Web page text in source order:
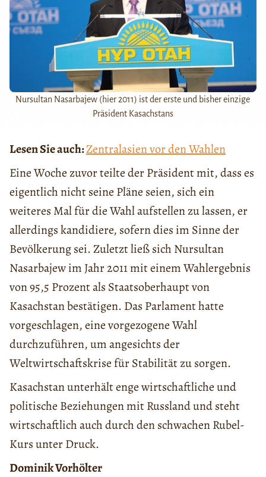
Nursultan Nasarbajew (hier 2011) ist der erste und bisher einzige
Präsident Kasachstans
Lesen Sie auch:Zentralasien vor den Wahlen
Eine Woche zuvor teilte der Präsident mit, dass es
eigentlich nicht seine Pläne seien, sich ein
weiteres Mal für die Wahl aufstellen zu lassen, er
allerdings kandidiere, sofern dies im Sinne der
Bevölkerung sei. Zuletzt ließ sich Nursultan
Nasarbajew im Jahr 2011 mit einem Wahlergebnis
von 95,5 Prozent als Staatsoberhaupt von
Kasachstan bestätigen. Das Parlament hatte
vorgeschlagen, eine vorgezogene Wahl
durchzuführen, um angesichts der
Weltwirtschaftskrise für Stabilität zu sorgen.
Kasachstan unterhält enge wirtschaftliche und
politische Beziehungen mit Russland und steht
wirtschaftlich auch durch den schwachen Rubel-
Kurs unter Druck.
Dominik Vorhölter